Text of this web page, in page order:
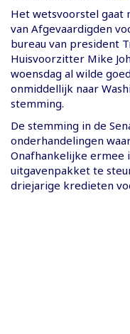
Het wetsvoorstel gaat
van Afgevaardigden
bureau van president
Huisvoorzitter Mike
woensdag al wilde
onmiddellijk naar
stemming.
De stemming in de
onderhandelingen
Onafhankelijke
uitgavenpakket te
driejarige kredieten